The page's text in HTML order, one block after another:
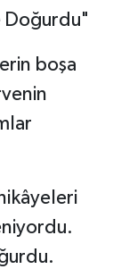
Doğurdu"
boşa